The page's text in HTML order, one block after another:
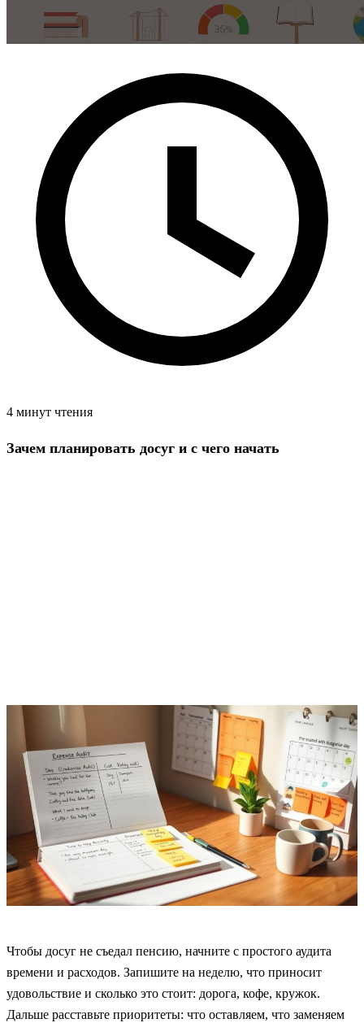
4 минут чтения
Зачем планировать досуг и с чего начать
Чтобы досуг не съедал пенсию, начните с простого аудита
времени и расходов. Запишите на неделю, что приносит
удовольствие и сколько это стоит: дорога, кофе, кружок.
Дальше расставьте приоритеты: что оставляем, что заменяем